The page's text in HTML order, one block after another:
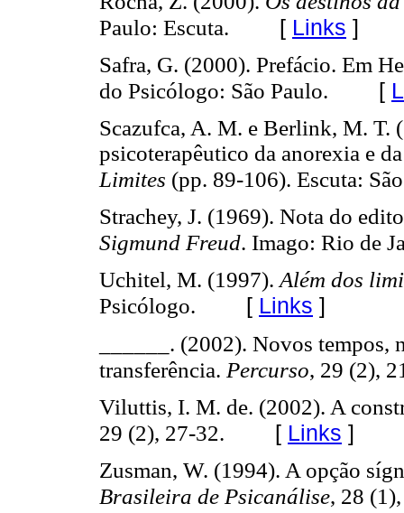
Paulo: Escuta. [ Links ]
Safra, G. (2000). Prefácio. Em
do Psicólogo: São Paulo. [
Scazufca, A. M. e Berlink, M. T.
psicoterapêutico da anorexia e
Limites (pp. 89-106). Escuta:
Strachey, J. (1969). Nota do
Sigmund Freud. Imago: Rio de
Uchitel, M. (1997).Além dos
Psicólogo. [ Links ]
______. (2002). Novos tempos,
transferência. Percurso, 29 (2),
Viluttis, I. M. de. (2002). A
29 (2), 27-32. [ Links ]
Zusman, W. (1994). A opção
Brasileira de Psicanálise, 28